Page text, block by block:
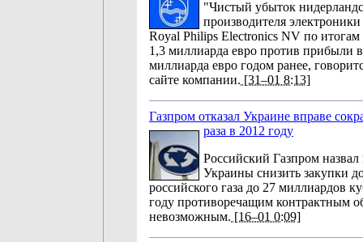
"Чистый убыток
производителя
Royal Philips Electronics NV по итогам
1,3 миллиарда евро против прибыли
миллиарда евро годом ранее,
сайте компании. [31–01 8:13]
Газпром отказал Украине вправе
раза в 2012 году
Российский Газпром
Украины снизить закупки
российского газа до 27 миллиардов
году противоречащим контрактным
невозможным. [16–01 0:09]